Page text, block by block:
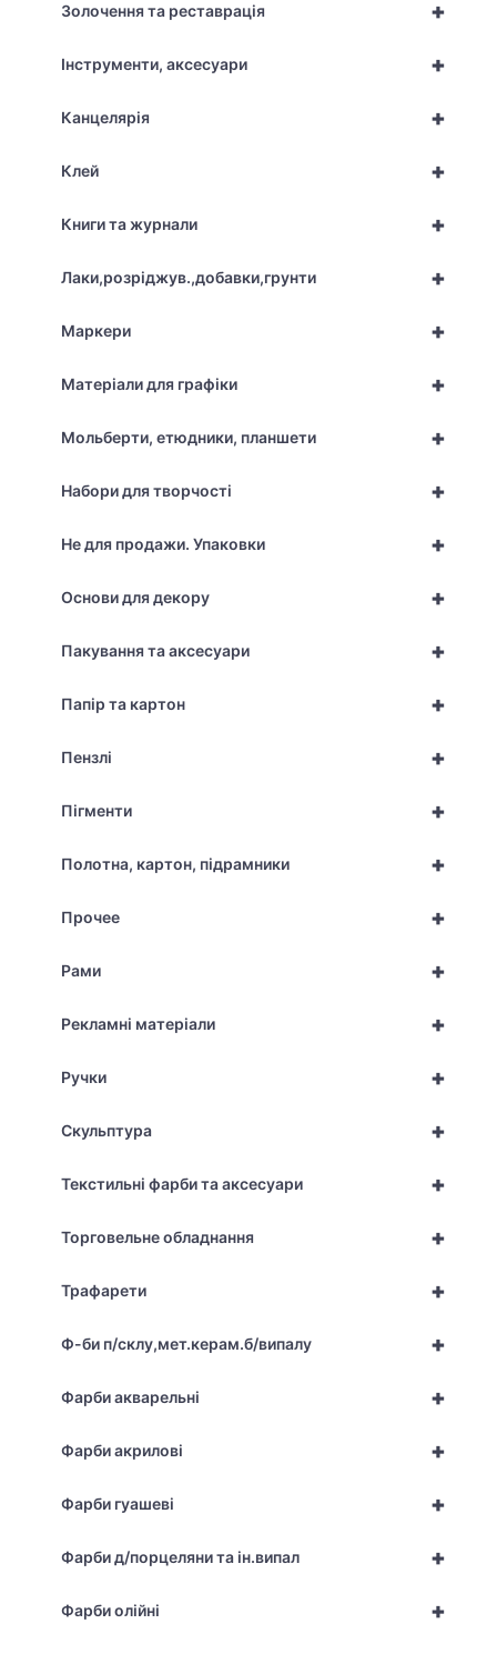
+
Золочення та реставрація
+
Інструменти, аксесуари
+
Канцелярія
+
Клей
+
Книги та журнали
+
Лаки,розріджув.,добавки,грунти
+
Маркери
+
Матеріали для графіки
+
Мольберти, етюдники, планшети
+
Набори для творчості
+
Не для продажи. Упаковки
+
Основи для декору
+
Пакування та аксесуари
+
Папір та картон
+
Пензлі
+
Пігменти
+
Полотна, картон, підрамники
+
Прочее
+
Рами
+
Рекламні матеріали
+
Ручки
+
Скульптура
+
Текстильні фарби та аксесуари
+
Торговельне обладнання
+
Трафарети
+
Ф-би п/склу,мет.керам.б/випалу
+
Фарби акварельні
+
Фарби акрилові
+
Фарби гуашеві
+
Фарби д/порцеляни та ін.випал
+
Фарби олійні